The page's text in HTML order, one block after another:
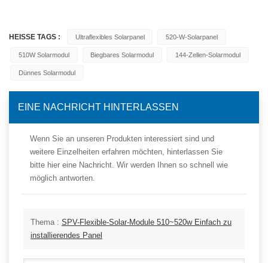
HEISSE TAGS : Ultraflexibles Solarpanel 520-W-Solarpanel
510W Solarmodul Biegbares Solarmodul 144-Zellen-Solarmodul
Dünnes Solarmodul
EINE NACHRICHT HINTERLASSEN
Wenn Sie an unseren Produkten interessiert sind und
weitere Einzelheiten erfahren möchten, hinterlassen Sie
bitte hier eine Nachricht. Wir werden Ihnen so schnell wie
möglich antworten.
Thema : SPV-Flexible-Solar-Module 510~520w Einfach zu
installierendes Panel